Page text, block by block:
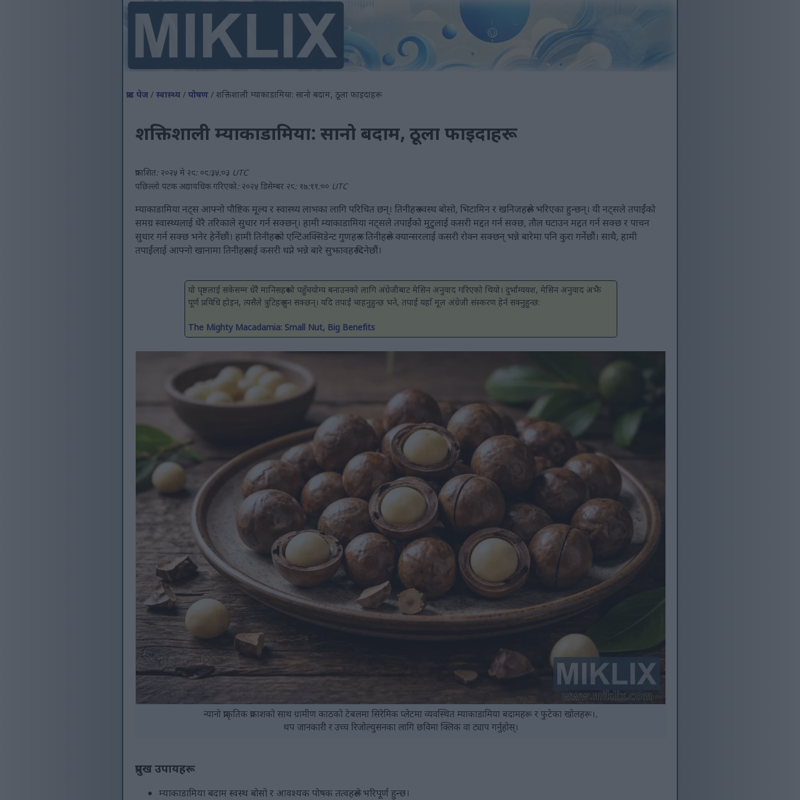
फ्रन्ट पेज/स्वास्थ्य/पोषण/ शक्तिशाली म्याकाडामिया: सानो बदाम, ठूला फाइदाहरू
शक्तिशाली म्याकाडामिया: सानो बदाम, ठूला फाइदाहरू
प्रकाशित: २०२५ मे २९: ०९:३५:०३ UTC
पछिल्लो पटक अद्यावधिक गरिएको: २०२५ डिसेम्बर २८: १७:११:०० UTC
म्याकाडामिया नट्स आफ्नो पौष्टिक मूल्य र स्वास्थ्य लाभका लागि परिचित छन्। तिनीहरू स्वस्थ बोसो, भिटामिन र खनिजहरूले भरिएका हुन्छन्। यी नट्सले तपाईंको
समग्र स्वास्थ्यलाई धेरै तरिकाले सुधार गर्न सक्छन्। हामी म्याकाडामिया नट्सले तपाईंको मुटुलाई कसरी मद्दत गर्न सक्छ, तौल घटाउन मद्दत गर्न सक्छ र पाचन
सुधार गर्न सक्छ भनेर हेर्नेछौं। हामी तिनीहरूको एन्टिअक्सिडेन्ट गुणहरू र तिनीहरूले क्यान्सरलाई कसरी रोक्न सक्छन् भन्ने बारेमा पनि कुरा गर्नेछौं। साथै, हामी
तपाईंलाई आफ्नो खानामा तिनीहरूलाई कसरी थप्ने भन्ने बारे सुझावहरू दिनेछौं।
यो पृष्ठलाई सकेसम्म धेरै मानिसहरूको पहुँचयोग्य बनाउनको लागि अंग्रेजीबाट मेसिन अनुवाद गरिएको थियो। दुर्भाग्यवश, मेसिन अनुवाद अझै
पूर्ण प्रविधि होइन, त्यसैले त्रुटिहरू हुन सक्छन्। यदि तपाईं चाहनुहुन्छ भने, तपाईं यहाँ मूल अंग्रेजी संस्करण हेर्न सक्नुहुन्छ:
The Mighty Macadamia: Small Nut, Big Benefits
न्यानो प्राकृतिक प्रकाशको साथ ग्रामीण काठको टेबलमा सिरेमिक प्लेटमा व्यवस्थित म्याकाडामिया बदामहरू र फुटेका खोलहरू।.
थप जानकारी र उच्च रिजोल्युसनका लागि छविमा क्लिक वा ट्याप गर्नुहोस्।
प्रमुख उपायहरू
म्याकाडामिया बदाम स्वस्थ बोसो र आवश्यक पोषक तत्वहरूले भरिपूर्ण हुन्छ।